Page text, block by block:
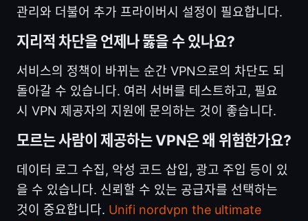
관리와 더불어 추가 프라이버시 설정이 필요합니다.
지리적 차단을 언제나 뚫을 수 있나요?
서비스의 정책이 바뀌는 순간 VPN으로의 차단도 되
돌아갈 수 있습니다. 여러 서버를 테스트하고, 필요
시 VPN 제공자의 지원에 문의하는 것이 좋습니다.
모르는 사람이 제공하는 VPN은 왜 위험한가요?
데이터 로그 수집, 악성 코드 삽입, 광고 주입 등이 있
을 수 있습니다. 신뢰할 수 있는 공급자를 선택하는
것이 중요합니다. Unifi nordvpn the ultimate